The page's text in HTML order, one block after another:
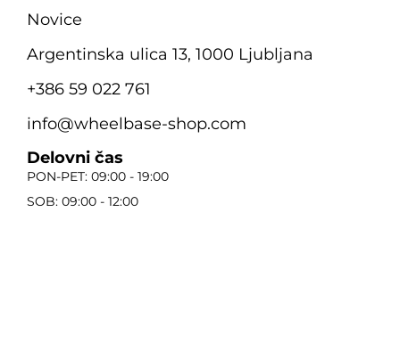
Novice
Argentinska ulica 13, 1000 Ljubljana
+386 59 022 761
info@wheelbase-shop.com
Delovni čas
PON-PET: 09:00 - 19:00
SOB: 09:00 - 12:00